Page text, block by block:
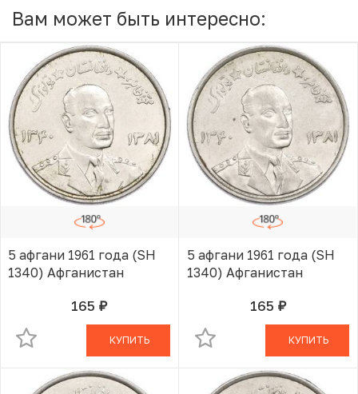
Вам может быть интересно:
5 афгани 1961 года (SH
1340) Афганистан
165 руб.В КОРЗИНЕ
КУПИТЬ
5 афгани 1961 года (SH
1340) Афганистан
165 руб.В КОРЗИНЕ
КУПИТЬ